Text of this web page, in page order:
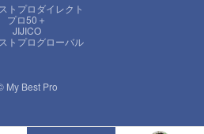
トプロダイレクト
プロ50＋
JIJICO
トプログローバル
My Best Pro